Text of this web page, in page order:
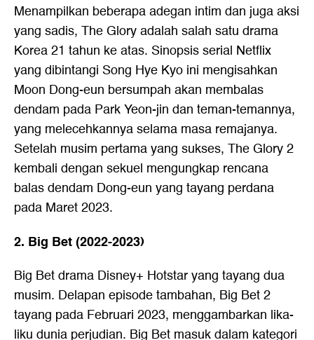
Menampilkan beberapa adegan intim dan juga aksi
yang sadis, The Glory adalah salah satu drama
Korea 21 tahun ke atas. Sinopsis serial Netflix
yang dibintangi Song Hye Kyo ini mengisahkan
Moon Dong-eun bersumpah akan membalas
dendam pada Park Yeon-jin dan teman-temannya,
yang melecehkannya selama masa remajanya.
Setelah musim pertama yang sukses, The Glory 2
kembali dengan sekuel mengungkap rencana
balas dendam Dong-eun yang tayang perdana
pada Maret 2023.
2. Big Bet (2022-2023)
Big Bet drama Disney+ Hotstar yang tayang dua
musim. Delapan episode tambahan, Big Bet 2
tayang pada Februari 2023, menggambarkan lika-
liku dunia perjudian. Big Bet masuk dalam kategori